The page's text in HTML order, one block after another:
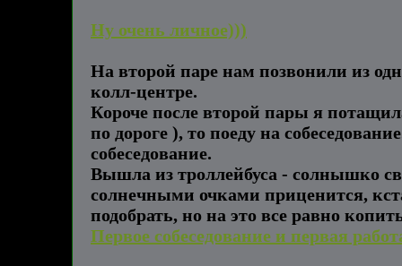
Ну очень личное)))
На второй паре нам позвонили из
колл-центре.
Короче после второй пары я
по дороге ), то поеду на
собеседование.
Вышла из троллейбуса - солнышко
солнечными очками приценится,
подобрать, но на это все равно
Первое собеседование и первая